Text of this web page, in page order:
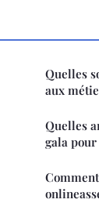
Quelles
aux
Quelles
gala